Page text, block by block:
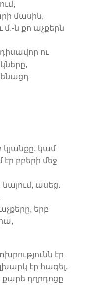
մասին,
մ.-ն քո աչքերն
ու
կյանքը, կամ
էր բբերի մեջ
նայում, ասեց.
երբ
էր
էր հագել,
քարե դղրդոցը